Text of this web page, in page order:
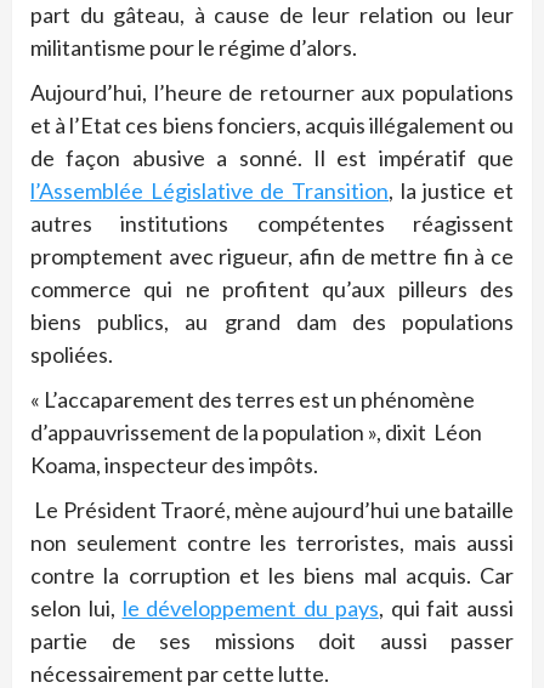
part du gâteau, à cause de leur relation ou leur
militantisme pour le régime d’alors.
Aujourd’hui, l’heure de retourner aux populations
et à l’Etat ces biens fonciers, acquis illégalement ou
de façon abusive a sonné. Il est impératif que
l’Assemblée Législative de Transition, la justice et
autres institutions compétentes réagissent
promptement avec rigueur, afin de mettre fin à ce
commerce qui ne profitent qu’aux pilleurs des
biens publics, au grand dam des populations
spoliées.
« L’accaparement des terres est un phénomène
d’appauvrissement de la population », dixit Léon
Koama, inspecteur des impôts.
Le Président Traoré, mène aujourd’hui une bataille
non seulement contre les terroristes, mais aussi
contre la corruption et les biens mal acquis. Car
selon lui, le développement du pays, qui fait aussi
partie de ses missions doit aussi passer
nécessairement par cette lutte.